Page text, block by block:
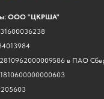
ООО "ЦКРША"
в ПАО